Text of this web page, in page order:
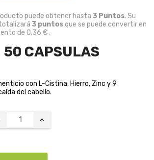
puede obtener hasta 3 Puntos. Su
3 puntosque se puede convertir en
de 0,36 €.
CAPSULAS
con L-Cistina, Hierro, Zinc y 9
del cabello.